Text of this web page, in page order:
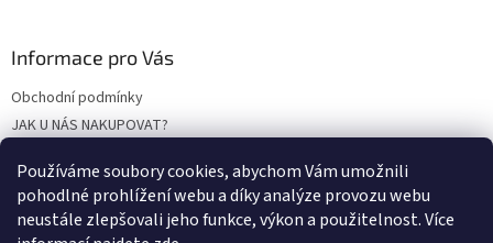
Používáme soubory cookies, abychom Vám umožnili
pohodlné prohlížení webu a díky analýze provozu webu
neustále zlepšovali jeho funkce, výkon a použitelnost. Více
Informace pro Vás
Obchodní podmínky
JAK U NÁS NAKUPOVAT?
Odstoupení od smlouvy
Reklamační protokol